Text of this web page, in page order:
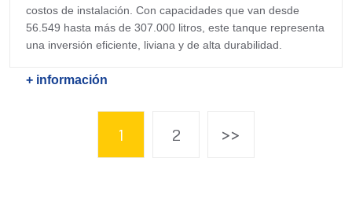
costos de instalación. Con capacidades que van desde
56.549 hasta más de 307.000 litros, este tanque representa
una inversión eficiente, liviana y de alta durabilidad.
+ información
1 2 >>